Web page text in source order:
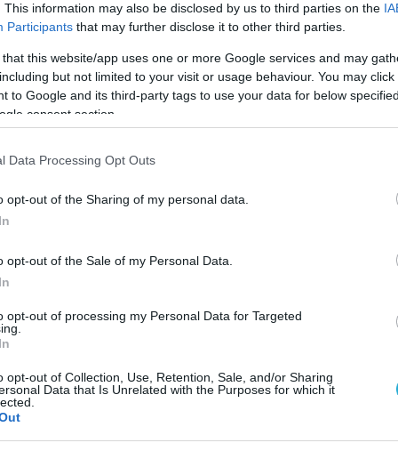
This information may also be disclosed by us to third parties on the
Participants that may further disclose it to other third parties.
that this website/app uses one or more Google services and may
but not limited to your visit or usage behaviour. You may
to Google and its third-party tags to use your data for below
consent section.
Data Processing Opt Outs
opt-out of the Sharing of my personal data.
opt-out of the Sale of my Personal Data.
opt-out of processing my Personal Data for Targeted
opt-out of Collection, Use, Retention, Sale, and/or Sharing
Data that Is Unrelated with the Purposes for which it
αναφέρθηκε στην προσωπικότητα του
«Σήμερα με το 8 Business Unusual Award
πορεία περιγράφει μία και μόνο
επιχειρηματία που βρέθηκε τη σωστή στιγμή
δημιούργησε το “σωστό μέρος”
μας διδάσκει ότι η μεγαλύτερη επιχειρηματική
να οραματίζεσαι και να συμβάλλεις στη
Unusual Award, ο Πρόεδρος του
τους προσκεκλημένους και ανέφερε:
δίνει συγκεκριμένο νόημα στη φράση
την ηγεσία που το Alba μελετά και καλλιεργεί.
η καινοτομία, η αξιοκρατία, η
από το επιχειρείν· στην πορεία του κ. Γερμανού
δημιουργεί αξία. Αυτό είναι το πρότυπο